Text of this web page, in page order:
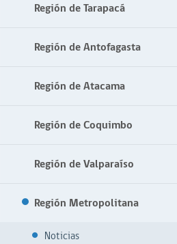
Región de Tarapacá
Región de Antofagasta
Región de Atacama
Región de Coquimbo
Región de Valparaíso
Región Metropolitana
Noticias